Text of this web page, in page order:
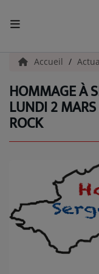
ACCUEIL
Actualités
INFOS - ALLIER
INFOS POP ROCK
La Radio
EMISSIONS
Accueil
HOMMAGE À
LUNDI 2
ROCK